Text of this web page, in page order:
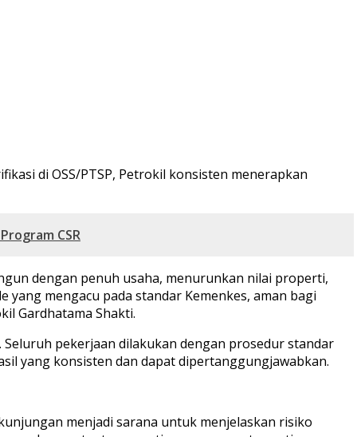
di OSS/PTSP, Petrokil konsisten menerapkan
CSR
dengan penuh usaha, menurunkan nilai properti,
mengacu pada standar Kemenkes, aman bagi
Gardhatama Shakti.
pekerjaan dilakukan dengan prosedur standar
yang konsisten dan dapat dipertanggungjawabkan.
menjadi sarana untuk menjelaskan risiko